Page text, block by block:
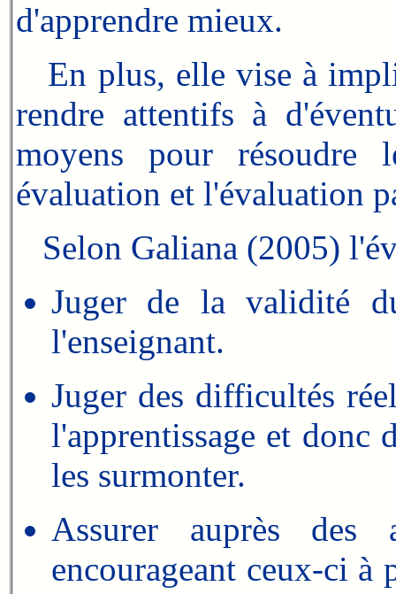
d'apprendre mieux.
En plus, elle vise à
rendre attentifs à
moyens pour résoudre
évaluation et l'évaluation
Selon Galiana (2005)
Juger de la validité
l'enseignant.
Juger des difficultés
l'apprentissage et donc
les surmonter.
Assurer auprès des
encourageant ceux-ci à